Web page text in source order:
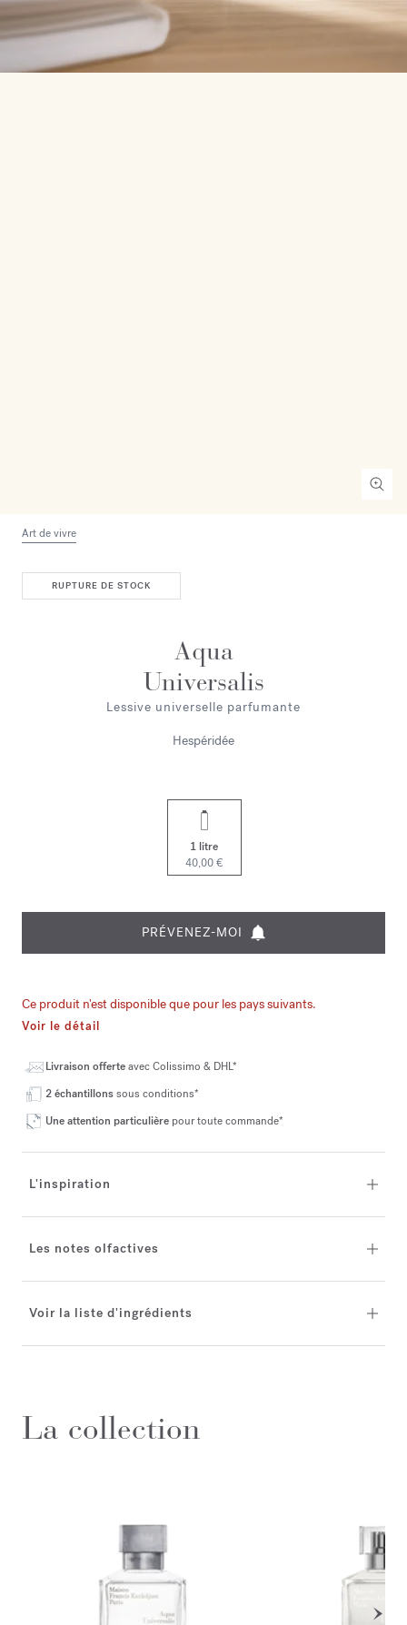
Art de vivre
RUPTURE DE STOCK
Aqua
Universalis
Lessive universelle parfumante
Hespéridée
1 litre
40,00 €
PRÉVENEZ-MOI
Ce produit n'est disponible que pour les pays suivants.
Voir le détail
Livraison offerteavec Colissimo & DHL*
2 échantillonssous conditions*
Une attention particulière pour toute commande*
L'inspiration
Les notes olfactives
Voir la liste d'ingrédients
La collection